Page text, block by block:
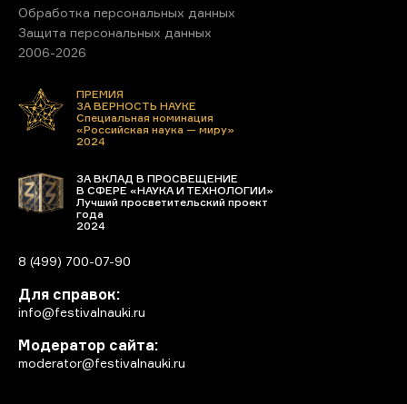
Обработка персональных данных
Защита персональных данных
2006-2026
ПРЕМИЯ
ЗА ВЕРНОСТЬ НАУКЕ
Специальная номинация
«Российская наука — миру»
2024
ЗА ВКЛАД В ПРОСВЕЩЕНИЕ
В СФЕРЕ «НАУКА И ТЕХНОЛОГИИ»
Лучший просветительский проект
года
2024
8 (499) 700-07-90
Для справок:
info@festivalnauki.ru
Модератор сайта:
moderator@festivalnauki.ru